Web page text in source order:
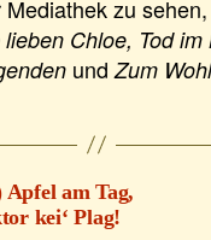
zu
Chloe, Tod im
und Zum
am Tag,
kei‘ Plag!